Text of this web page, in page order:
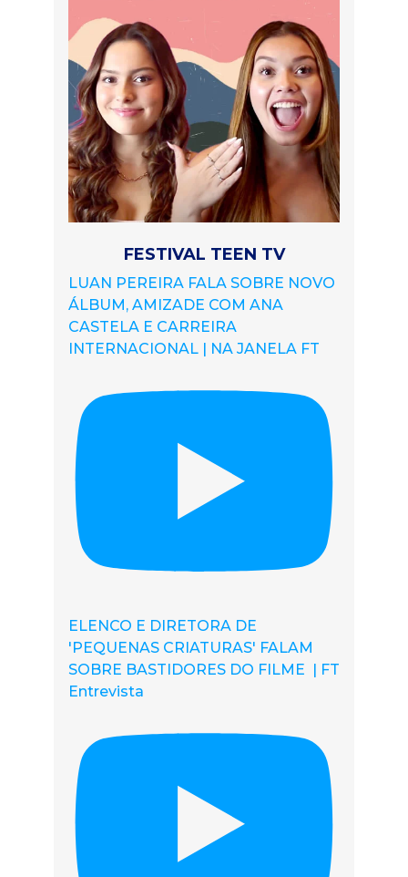
FESTIVAL TEEN TV
LUAN PEREIRA FALA SOBRE NOVO
ÁLBUM, AMIZADE COM ANA
CASTELA E CARREIRA
INTERNACIONAL | NA JANELA FT
ELENCO E DIRETORA DE
'PEQUENAS CRIATURAS' FALAM
SOBRE BASTIDORES DO FILME | FT
Entrevista